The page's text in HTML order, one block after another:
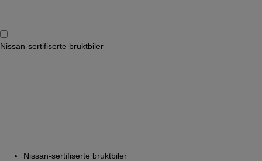
Nissan-sertifiserte bruktbiler
Nissan-sertifiserte bruktbiler